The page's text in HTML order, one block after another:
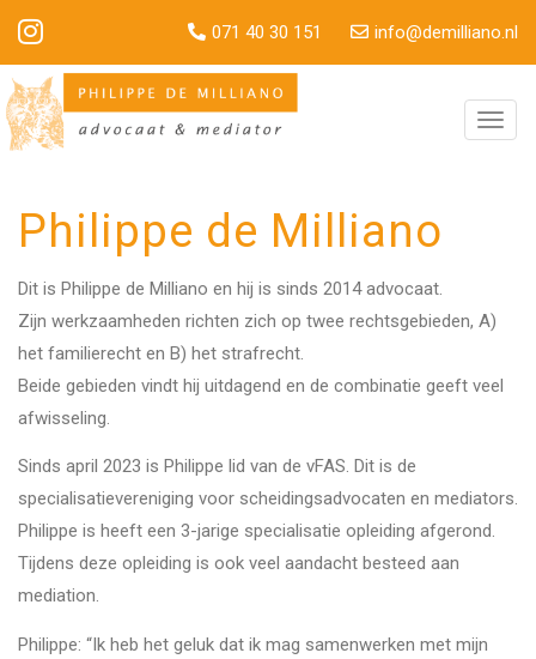
071 40 30 151 info@demilliano.nl
Philippe de Milliano
Dit is Philippe de Milliano en hij is sinds 2014 advocaat.
Zijn werkzaamheden richten zich op twee rechtsgebieden, A)
het familierecht en B) het strafrecht.
Beide gebieden vindt hij uitdagend en de combinatie geeft veel
afwisseling.
Sinds april 2023 is Philippe lid van de vFAS. Dit is de
specialisatievereniging voor scheidingsadvocaten en mediators.
Philippe is heeft een 3-jarige specialisatie opleiding afgerond.
Tijdens deze opleiding is ook veel aandacht besteed aan
mediation.
Philippe: “Ik heb het geluk dat ik mag samenwerken met mijn